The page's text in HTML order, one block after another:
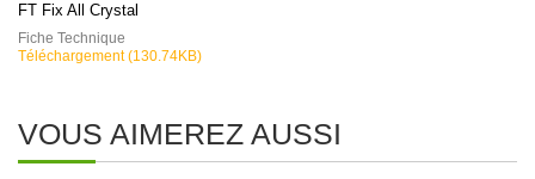
FT Fix All Crystal
Fiche Technique
Téléchargement (130.74KB)
VOUS AIMEREZ AUSSI